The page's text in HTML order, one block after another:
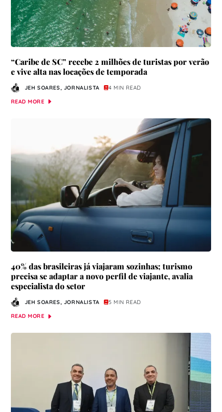
“Caribe de SC” recebe 2 milhões de turistas por verão
e vive alta nas locações de temporada
JEH SOARES, JORNALISTA
4 MIN READ
READ MORE
40% das brasileiras já viajaram sozinhas; turismo
precisa se adaptar a novo perfil de viajante, avalia
especialista do setor
JEH SOARES, JORNALISTA
5 MIN READ
READ MORE